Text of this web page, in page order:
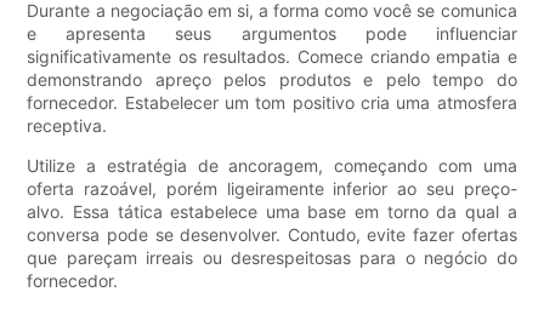
Durante a negociação em si, a forma como você se comunica
e apresenta seus argumentos pode influenciar
significativamente os resultados. Comece criando empatia e
demonstrando apreço pelos produtos e pelo tempo do
fornecedor. Estabelecer um tom positivo cria uma atmosfera
receptiva.
Utilize a estratégia de ancoragem, começando com uma
oferta razoável, porém ligeiramente inferior ao seu preço-
alvo. Essa tática estabelece uma base em torno da qual a
conversa pode se desenvolver. Contudo, evite fazer ofertas
que pareçam irreais ou desrespeitosas para o negócio do
fornecedor.